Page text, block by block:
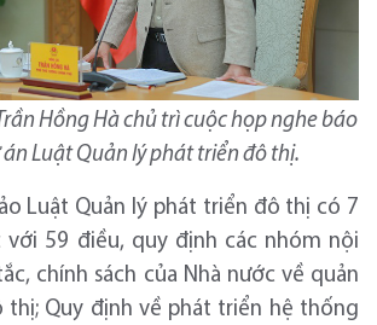
Hồng Hà chủ trì cuộc họp nghe báo
án Luật Quản lý phát triển đô thị.
Luật Quản lý phát triển đô thị có 7
với 59 điều, quy định các nhóm nội
chính sách của Nhà nước về quản
thị; Quy định về phát triển hệ thống